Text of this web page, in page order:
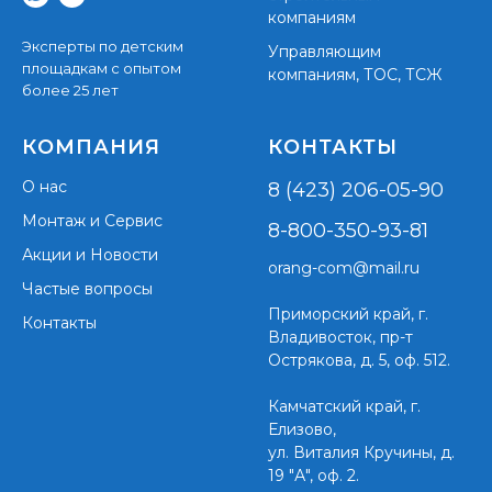
Эксперты по детским
площадкам с опытом
более 25 лет
компаниям
Управляющим
компаниям, ТОС, ТСЖ
КОМПАНИЯ
О нас
Монтаж и Сервис
Акции и Новости
Частые вопросы
Контакты
КОНТАКТЫ
8 (423) 206-05-90
8-800-350-93-81
orang-com@mail.ru
Приморский край, г.
Владивосток, пр-т
Острякова, д. 5, оф. 512.
Камчатский край, г.
Елизово,
ул. Виталия Кручины, д.
19 "А", оф. 2.